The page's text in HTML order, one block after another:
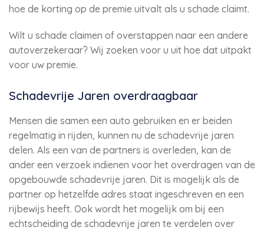
hoe de korting op de premie uitvalt als u schade claimt.
Wilt u schade claimen of overstappen naar een andere
autoverzekeraar? Wij zoeken voor u uit hoe dat uitpakt
voor uw premie.
Schadevrije Jaren overdraagbaar
Mensen die samen een auto gebruiken en er beiden
regelmatig in rijden, kunnen nu de schadevrije jaren
delen. Als een van de partners is overleden, kan de
ander een verzoek indienen voor het overdragen van de
opgebouwde schadevrije jaren. Dit is mogelijk als de
partner op hetzelfde adres staat ingeschreven en een
rijbewijs heeft. Ook wordt het mogelijk om bij een
echtscheiding de schadevrije jaren te verdelen over